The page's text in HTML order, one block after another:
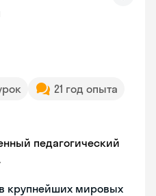
21 год опыта
педагогический
крупнейших мировых